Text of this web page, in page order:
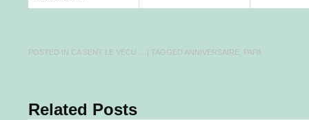
POSTED IN CA SENT LE VÉCU ... | TAGGEDANNIVERSAIRE, PAPA
Related Posts